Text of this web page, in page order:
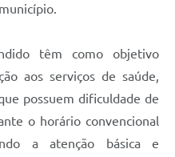
têm como objetivo
aos serviços de saúde,
possuem dificuldade de
o horário convencional
a atenção básica e